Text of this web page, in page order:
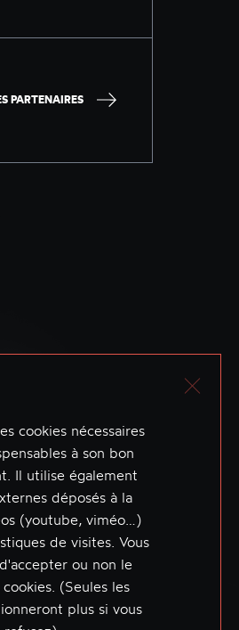
PARTENAIRES
cookies nécessaires
à son bon
Il utilise également
déposés à la
(youtube, viméo…)
de visites. Vous
ou non le
(Seules les
plus si vous